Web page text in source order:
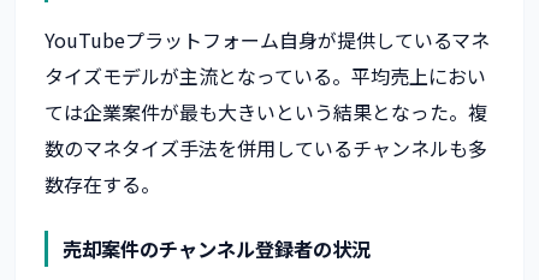
YouTubeプラットフォーム自身が提供しているマネ
タイズモデルが主流となっている。平均売上におい
ては企業案件が最も大きいという結果となった。複
数のマネタイズ手法を併用しているチャンネルも多
数存在する。
売却案件のチャンネル登録者の状況